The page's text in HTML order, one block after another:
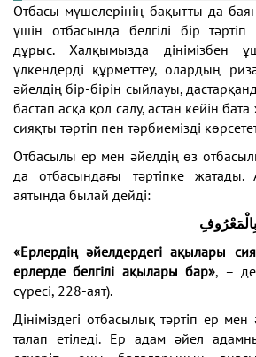
Отбасы мүшелерінің бақытты да
үшін отбасында белгілі бір
дұрыс. Халқымызда дінімізбен
үлкендерді құрметтеу, олардың
әйелдің бір-бірін сыйлауы,
бастап асқа қол салу, астан кейін
сияқты тәртіп пен тәрбиемізді
Отбасылы ер мен әйелдің өз
да отбасындағы тәртіпке жатады.
аятында былай дейді:
«Ерлердің әйелдердегі ақылары
ерлерде белгілі ақылары бар», –
сүресі, 228-аят).
Дініміздегі отбасылық тәртіп ер
талап етіледі. Ер адам әйел